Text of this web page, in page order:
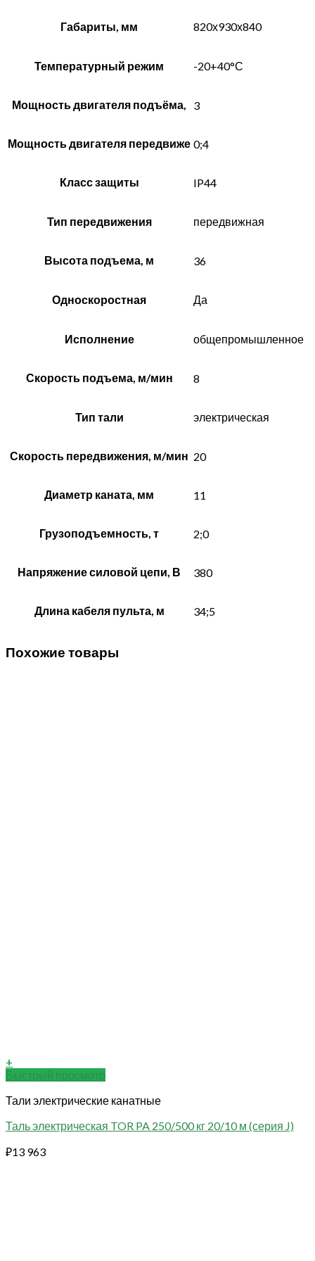
Габариты, мм 820х930х840
Температурный режим -20+40°С
Мощность двигателя подъёма, 3
Мощность двигателя передвиже 0;4
Класс защиты IP44
Тип передвижения передвижная
Высота подъема, м 36
Односкоростная Да
Исполнение общепромышленное
Скорость подъема, м/мин 8
Тип тали электрическая
Скорость передвижения, м/мин 20
Диаметр каната, мм 11
Грузоподъемность, т 2;0
Напряжение силовой цепи, В 380
Длина кабеля пульта, м 34;5
Похожие товары
+
Быстрый просмотр
Тали электрические канатные
Таль электрическая TOR PA 250/500 кг 20/10 м (серия J)
₽13 963